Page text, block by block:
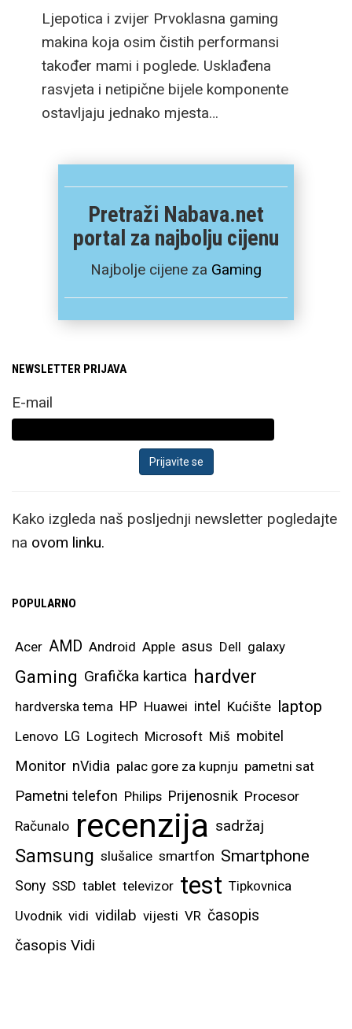
Ljepotica i zvijer Prvoklasna gaming
makina koja osim čistih performansi
također mami i poglede. Usklađena
rasvjeta i netipične bijele komponente
ostavljaju jednako mjesta…
Pretraži Nabava.net
portal za najbolju cijenu
Najbolje cijene za Gaming
NEWSLETTER PRIJAVA
E-mail
Kako izgleda naš posljednji newsletter pogledajte
na ovom linku.
POPULARNO
Acer AMD Android Apple asus Dell galaxy
Gaming Grafička kartica hardver
hardverska tema HP Huawei intel Kućište laptop
Lenovo LG Logitech Microsoft Miš mobitel
Monitor nVidia palac gore za kupnju pametni sat
Pametni telefon Philips Prijenosnik Procesor
Računalo recenzija sadržaj
Samsung slušalice smartfon Smartphone
Sony SSD tablet televizor test Tipkovnica
Uvodnik vidi vidilab vijesti VR časopis
časopis Vidi